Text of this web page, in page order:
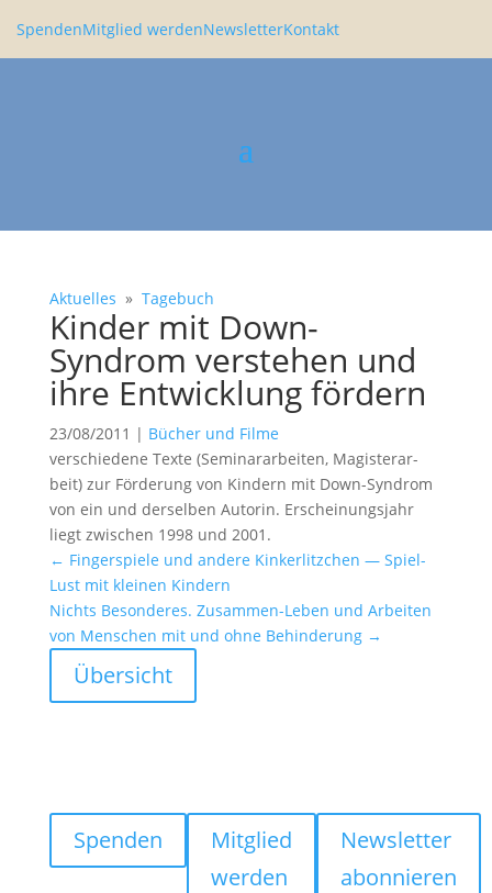
SpendenMitglied werdenNewsletterKontakt
Aktuelles » Tagebuch
Kinder mit Down-
Syndrom verstehen und
ihre Entwick­lung fördern
23/08/2011 | Bücher und Filme
verschie­dene Texte (Seminar­ar­beiten, Magis­ter­ar­
beit) zur Förde­rung von Kindern mit Down-Syndrom
von ein und derselben Autorin. Erschei­nungs­jahr
liegt zwischen 1998 und 2001.
← Finger­spiele und andere Kinker­litz­chen — Spiel-
Lust mit kleinen Kindern
Nichts Beson­deres. Zusammen-Leben und Arbeiten
von Menschen mit und ohne Behin­de­rung→
Übersicht
Spenden
Mitglied
werden
Newsletter
abonnieren